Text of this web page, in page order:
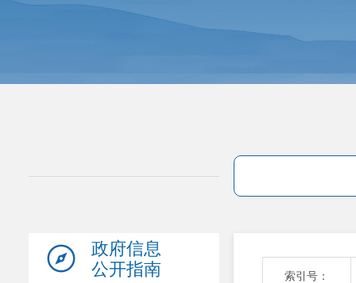
政府信息
公开指南
索引号：